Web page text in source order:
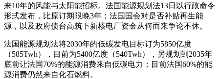
来10年的风能与太阳能招标。法国能源规划法13日以行政命令
形式发布，比原订期限晚3年；法国国会对是否补贴再生能
源，以及政府债台高筑下新核电厂资金从何而来争论不休。
法国能源规划法将2030年的低碳发电目标订为5850亿度
（585Twh），目前为5400亿度（540Twh），另规划到2035年
底前让法国70%的能源消费来自低碳电力；目前法国60%的能
源消费仍然来自化石燃料。